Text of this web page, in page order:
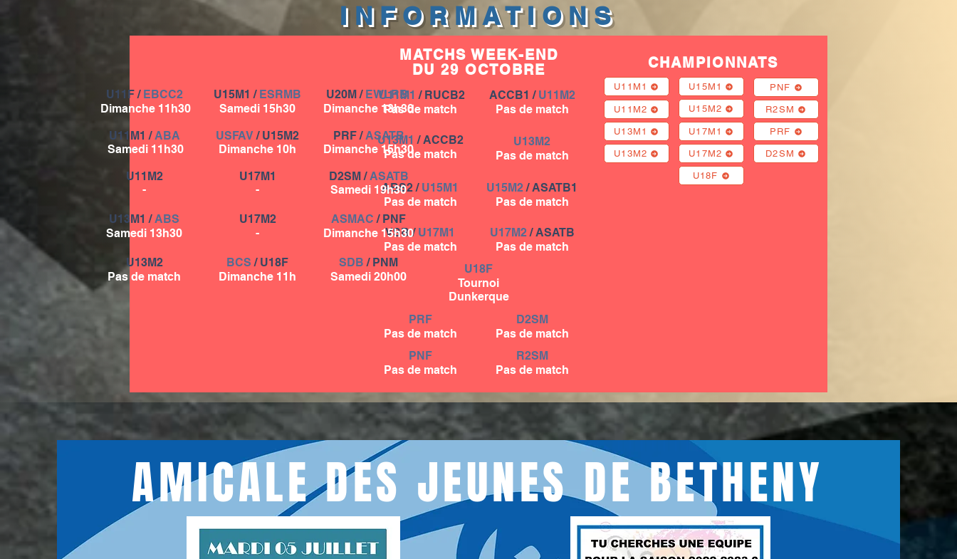
INFORMATIONS
U11F / EBCC2
Dimanche 11h30
U11M1 /ABA
Samedi 11h30
U11M2
-
U13M1 /ABS
Samedi 13h30
U13M2
Pas de match
U15M1 / ESRMB
Samedi 15h30
USFAV/ U15M2
Dimanche 10h
U17M1
-
U17M2
-
BCS / U18F
Dimanche 11h
MATCHS WEEK-END
DU 29 OCTOBRE
U11M1 / RUCB2
Pas de match
ACCB1 / U11M2
Pas de match
U13M1 / ACCB2
Pas de match
U13M2
Pas de match
ABS2 / U15M1
Pas de match
U15M2/ ASATB1
Pas de match
VSB / U17M1
Pas de match
U17M2/ ASATB
Pas de match
U18F
Tournoi
Dunkerque
PRF
Pas de match
PNF
Pas de match
D2SM
Pas de match
R2SM
Pas de match
CHAMPIONNATS
U11M1
U11M2
U13M1
U13M2
U15M1
U15M2
U17M1
U17M2
PNF
R2SM
PRF
D2SM
U18F
U20M / EWLRB
Dimanche 13h30
PRF /ASATB
Dimanche 15h30
D2SM /ASATB
Samedi 19h30
ASMAC / PNF
Dimanche 15h30
SDB / PNM
Samedi 20h00
AMICALE DES JEUNES DE BETHENY